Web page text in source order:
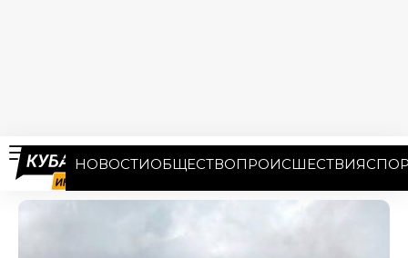
НОВОСТИОБЩЕСТВОПРОИСШЕСТВИЯ